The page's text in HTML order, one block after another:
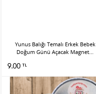
Yunus Balığı Temalı Erkek Bebek
Doğum Günü Açacak Magnet...
9.00 TL